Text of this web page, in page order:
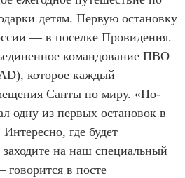
детям. Первую остановку
— в поселке Провидения.
командование ПВО
которое каждый
Санты по миру. «По-
одну из первых остановок в
где будет
на наш специальный
говорится в посте